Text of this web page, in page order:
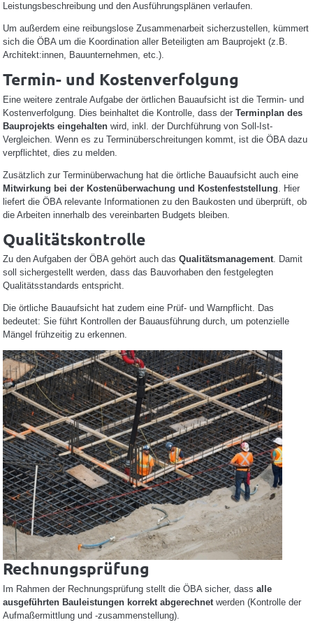
Leistungsbeschreibung und den Ausführungsplänen verlaufen.
Um außerdem eine reibungslose Zusammenarbeit sicherzustellen, kümmert
sich die ÖBA um die Koordination aller Beteiligten am Bauprojekt (z.B.
Architekt:innen, Bauunternehmen, etc.).
Termin- und Kostenverfolgung
Eine weitere zentrale Aufgabe der örtlichen Bauaufsicht ist die Termin- und
Kostenverfolgung. Dies beinhaltet die Kontrolle, dass der Terminplan des
Bauprojekts eingehaltenwird, inkl. der Durchführung von Soll-Ist-
Vergleichen. Wenn es zu Terminüberschreitungen kommt, ist die ÖBA dazu
verpflichtet, dies zu melden.
Zusätzlich zur Terminüberwachung hat die örtliche Bauaufsicht auch eine
Mitwirkung bei der Kostenüberwachung und Kostenfeststellung . Hier
liefert die ÖBA relevante Informationen zu den Baukosten und überprüft, ob
die Arbeiten innerhalb des vereinbarten Budgets bleiben.
Qualitätskontrolle
Zu den Aufgaben der ÖBA gehört auch das Qualitätsmanagement. Damit
soll sichergestellt werden, dass das Bauvorhaben den festgelegten
Qualitätsstandards entspricht.
Die örtliche Bauaufsicht hat zudem eine Prüf- und Warnpflicht. Das
bedeutet: Sie führt Kontrollen der Bauausführung durch, um potenzielle
Mängel frühzeitig zu erkennen.
Rechnungsprüfung
Im Rahmen der Rechnungsprüfung stellt die ÖBA sicher, dass alle
ausgeführten Bauleistungen korrekt abgerechnetwerden (Kontrolle der
Aufmaßermittlung und -zusammenstellung).